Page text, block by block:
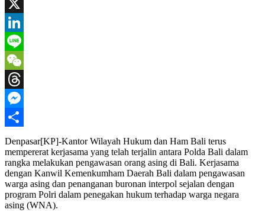
Email
X
LinkedIn
Line
WeChat
Threads
Messenger
Share
Denpasar[KP]-Kantor Wilayah Hukum dan Ham Bali terus
mempererat kerjasama yang telah terjalin antara Polda Bali dalam
rangka melakukan pengawasan orang asing di Bali. Kerjasama
dengan Kanwil Kemenkumham Daerah Bali dalam pengawasan
warga asing dan penanganan buronan interpol sejalan dengan
program Polri dalam penegakan hukum terhadap warga negara
asing (WNA).